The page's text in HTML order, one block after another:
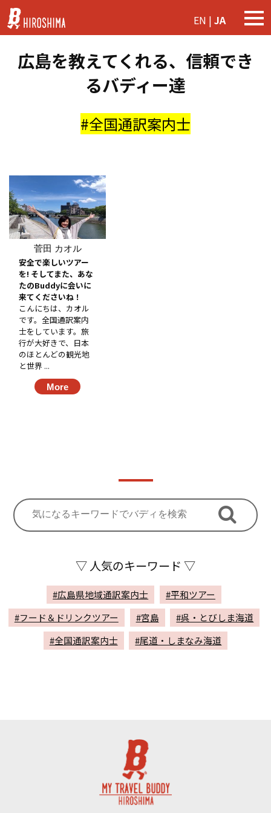
EN | JA
広島を教えてくれる、信頼でき
るバディー達
#全国通訳案内士
菅田 カオル
安全で楽しいツアー
を! そしてまた、あな
たのBuddyに会いに
来てくださいね！
こんにちは、カオル
です。全国通訳案内
士をしています。旅
行が大好きで、日本
のほとんどの観光地
と世界 ...
More
▽ 人気のキーワード ▽
#広島県地域通訳案内士
#平和ツアー
#フード＆ドリンクツアー
#宮島
#呉・とびしま海道
#全国通訳案内士
#尾道・しまなみ海道